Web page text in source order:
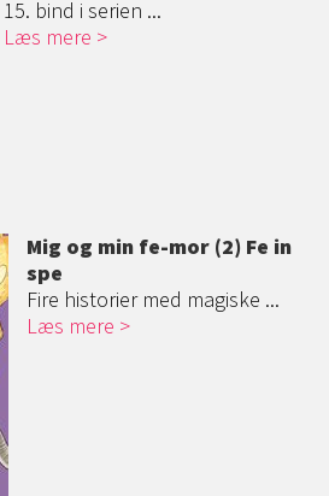
15. bind i serien ...
Læs mere
Mig og min fe-mor (2) Fe in
spe
Fire historier med magiske ...
Læs mere